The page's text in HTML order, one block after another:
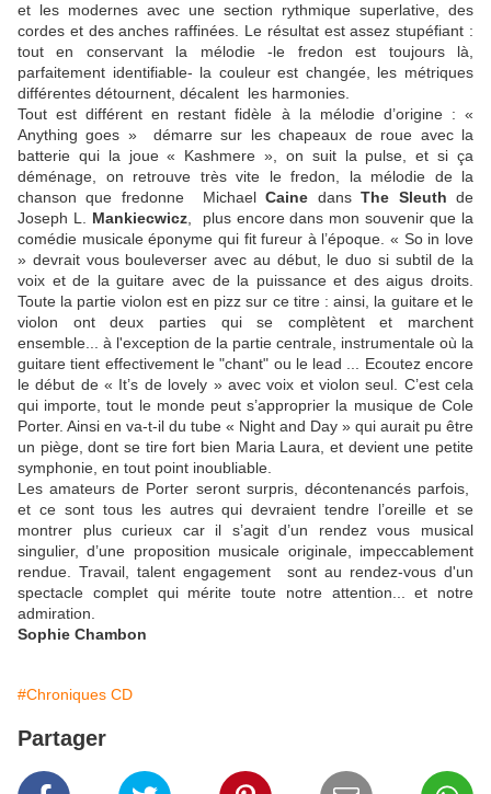
et les modernes avec une section rythmique superlative, des
cordes et des anches raffinées. Le résultat est assez stupéfiant :
tout en conservant la mélodie -le fredon est toujours là,
parfaitement identifiable- la couleur est changée, les métriques
différentes détournent, décalent les harmonies.
Tout est différent en restant fidèle à la mélodie d’origine : «
Anything goes » démarre sur les chapeaux de roue avec la
batterie qui la joue « Kashmere », on suit la pulse, et si ça
déménage, on retrouve très vite le fredon, la mélodie de la
chanson que fredonne MichaelCaine dansThe Sleuth de
Joseph L. Mankiecwicz, plus encore dans mon souvenir que la
comédie musicale éponyme qui fit fureur à l’époque. « So in love
» devrait vous bouleverser avec au début, le duo si subtil de la
voix et de la guitare avec de la puissance et des aigus droits.
Toute la partie violon est en pizz sur ce titre : ainsi, la guitare et le
violon ont deux parties qui se complètent et marchent
ensemble... à l'exception de la partie centrale, instrumentale où la
guitare tient effectivement le "chant" ou le lead ... Ecoutez encore
le début de « It’s de lovely » avec voix et violon seul. C’est cela
qui importe, tout le monde peut s’approprier la musique de Cole
Porter. Ainsi en va-t-il du tube « Night and Day » qui aurait pu être
un piège, dont se tire fort bien Maria Laura, et devient une petite
symphonie, en tout point inoubliable.
Les amateurs de Porter seront surpris, décontenancés parfois,
et ce sont tous les autres qui devraient tendre l’oreille et se
montrer plus curieux car il s’agit d’un rendez vous musical
singulier, d’une proposition musicale originale, impeccablement
rendue. Travail, talent engagement sont au rendez-vous d'un
spectacle complet qui mérite toute notre attention... et notre
admiration.
Sophie Chambon
#Chroniques CD
Partager